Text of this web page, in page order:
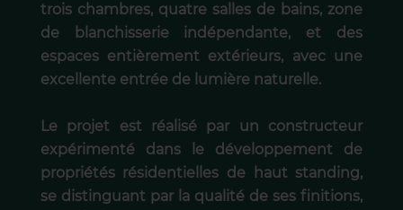
trois chambres, quatre salles de bains, zone
de blanchisserie indépendante, et des
espaces entièrement extérieurs, avec une
excellente entrée de lumière naturelle.
Le projet est réalisé par un constructeur
expérimenté dans le développement de
propriétés résidentielles de haut standing,
se distinguant par la qualité de ses finitions,